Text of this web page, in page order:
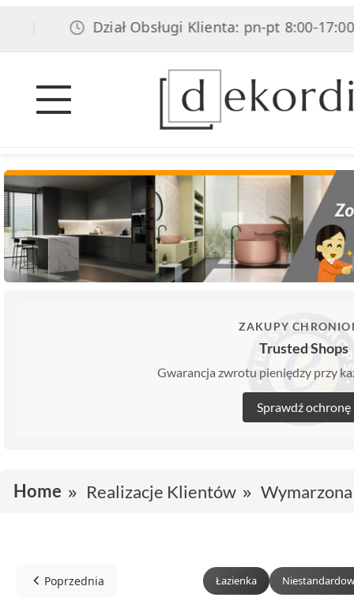
Dział Obsługi Klienta: pn-pt 8:00-17:00, sob
ZAKUPY
Trusted Shops
Gwarancja zwrotu pieniędzy przy
Sprawdź ochronę
Home Realizacje Klientów
Poprzednia Łazienka